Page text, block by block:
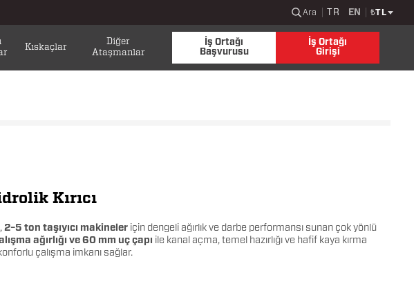
Ara TR EN ₺TL
Kıskaçlar
Diğer
Ataşmanlar
İş Ortağı
Başvurusu
İş Ortağı
Girişi
Kırıcı
2–5 ton taşıyıcı makineler için dengeli ağırlık ve darbe performansı sunan çok yönlü
ağırlığı ve 60 mm uç çapı ile kanal açma, temel hazırlığı ve hafif kaya kırma
çalışma imkanı sağlar.